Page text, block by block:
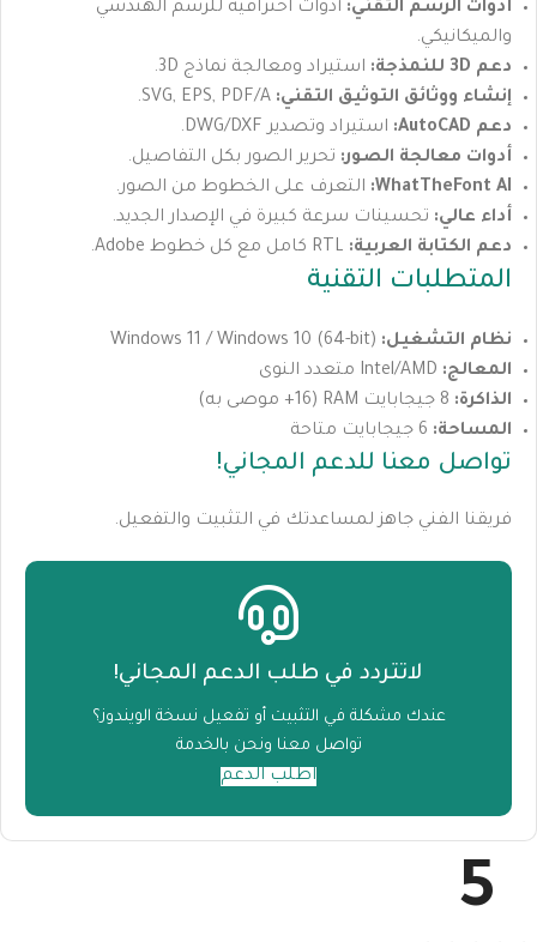
أدوات الرسم التقني: أدوات احترافية للرسم الهندسي
والميكانيكي.
دعم 3D للنمذجة:
استيراد ومعالجة نماذج 3D.
إنشاء ووثائق التوثيق التقني:
دعم AutoCAD:
استيراد وتصدير DWG/DXF.
أدوات معالجة الصور: تحرير الصور بكل التفاصيل.
WhatTheFont AI:
التعرف على الخطوط من الصور.
أداء عالي: تحسينات سرعة كبيرة في الإصدار الجديد.
دعم الكتابة العربية:
المتطلبات التقنية
نظام التشغيل:
المعالج:
الذاكرة:
المساحة:
تواصل معنا للدعم المجاني!
فريقنا الفني جاهز لمساعدتك في التثبيت والتفعيل.
لاتتردد في طلب الدعم المجاني!
عندك مشكلة في التثبيت أو تفعيل نسخة الويندوز؟
تواصل معنا ونحن بالخدمة
اطلب الدعم
5